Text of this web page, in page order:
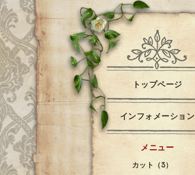
トップページ
インフォメーション
メニュー
カット（3）